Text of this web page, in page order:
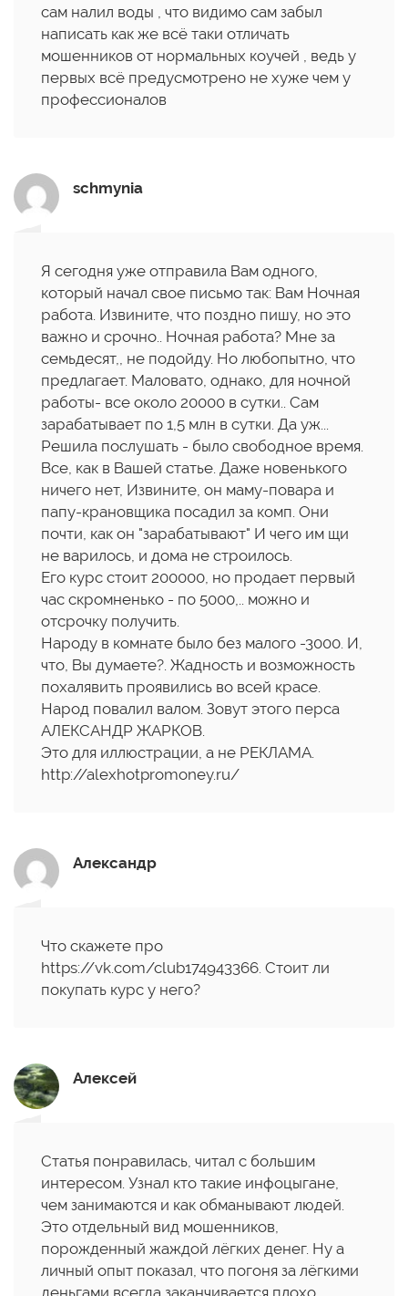
сам налил воды , что видимо сам забыл
написать как же всё таки отличать
мошенников от нормальных коучей , ведь у
первых всё предусмотрено не хуже чем у
профессионалов
schmynia
Я сегодня уже отправила Вам одного,
который начал свое письмо так: Вам Ночная
работа. Извините, что поздно пишу, но это
важно и срочно.. Ночная работа? Мне за
семьдесят,, не подойду. Но любопытно, что
предлагает. Маловато, однако, для ночной
работы- все около 20000 в сутки.. Сам
зарабатывает по 1,5 млн в сутки. Да уж...
Решила послушать - было свободное время.
Все, как в Вашей статье. Даже новенького
ничего нет, Извините, он маму-повара и
папу-крановщика посадил за комп. Они
почти, как он "зарабатывают" И чего им щи
не варилось, и дома не строилось.
Его курс стоит 200000, но продает первый
час скромненько - по 5000,.. можно и
отсрочку получить.
Народу в комнате было без малого -3000. И,
что, Вы думаете?. Жадность и возможность
похалявить проявились во всей красе.
Народ повалил валом. Зовут этого перса
АЛЕКСАНДР ЖАРКОВ.
Это для иллюстрации, а не РЕКЛАМА.
http://alexhotpromoney.ru/
Александр
Что скажете про
https://vk.com/club174943366. Стоит ли
покупать курс у него?
Алексей
Статья понравилась, читал с большим
интересом. Узнал кто такие инфоцыгане,
чем занимаются и как обманывают людей.
Это отдельный вид мошенников,
порожденный жаждой лёгких денег. Ну а
личный опыт показал, что погоня за лёгкими
деньгами всегда заканчивается плохо.